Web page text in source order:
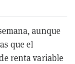
aunque
que el
renta variable